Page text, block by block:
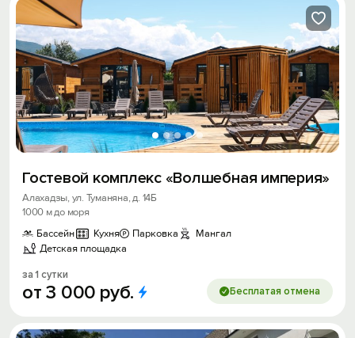
Гостевой комплекс «Волшебная империя»
Алахадзы, ул. Туманяна, д. 14Б
1000 м до моря
Бассейн
Кухня Парковка
Мангал
Детская площадка
за 1 сутки
от3 000 руб. Бесплатая отмена